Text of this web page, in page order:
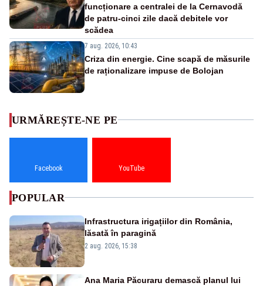
funcționare a centralei de la Cernavodă
de patru-cinci zile dacă debitele vor
scădea
7 aug. 2026, 10:43
Criza din energie. Cine scapă de măsurile
de raționalizare impuse de Bolojan
URMĂREȘTE-NE PE
Facebook YouTube
POPULAR
Infrastructura irigațiilor din România,
lăsată în paragină
2 aug. 2026, 15:38
Ana Maria Păcuraru demască planul lui